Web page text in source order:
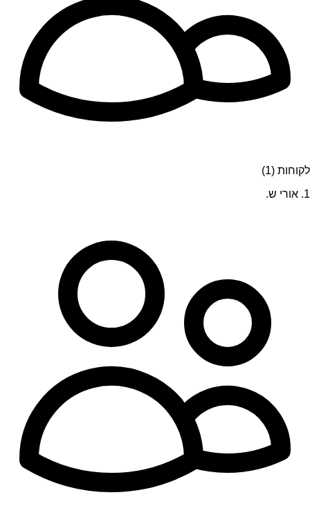
לקוחות (1)
1. אורי ש.